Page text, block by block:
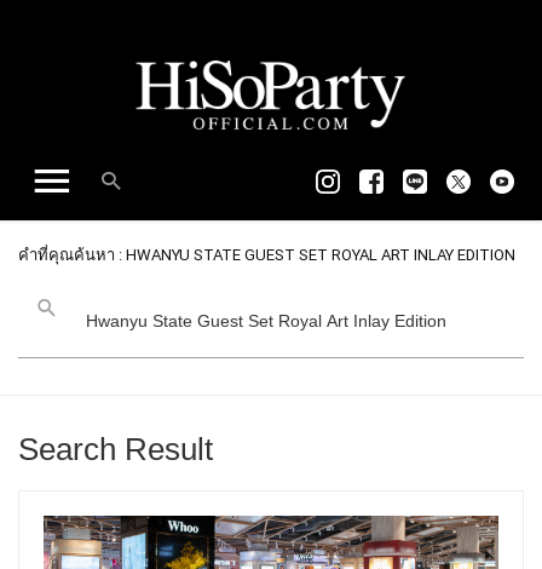
คำที่คุณค้นหา : HWANYU STATE GUEST SET ROYAL ART INLAY EDITION
Search Result